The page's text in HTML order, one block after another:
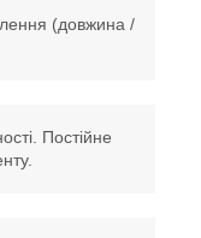
(довжина /
Постійне